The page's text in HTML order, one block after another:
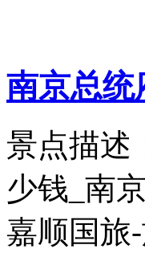
南京总统
景点描述
少钱_南
嘉顺国旅